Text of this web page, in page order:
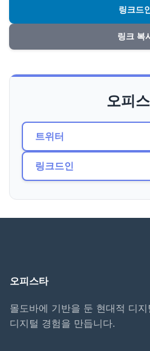
링크드
링크 복
오피
트위터
링크드인
오피스타
몰도바에 기반을 둔 현대적 디
디지털 경험을 만듭니다.